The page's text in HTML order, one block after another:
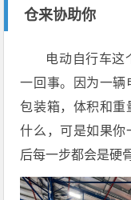
仓来协助你
电动自行车这
一回事。因为一辆
包装箱，体积和重
什么，可是如果你
后每一步都会是硬